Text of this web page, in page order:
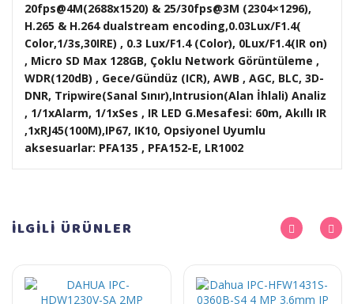
20fps@4M(2688x1520) & 25/30fps@3M (2304×1296),
H.265 & H.264 dualstream encoding,0.03Lux/F1.4(
Color,1/3s,30IRE) , 0.3 Lux/F1.4 (Color), 0Lux/F1.4(IR on)
, Micro SD Max 128GB, Çoklu Network Görüntüleme ,
WDR(120dB) , Gece/Gündüz (ICR), AWB , AGC, BLC, 3D-
DNR, Tripwire(Sanal Sınır),Intrusion(Alan İhlali) Analiz
, 1/1xAlarm, 1/1xSes , IR LED G.Mesafesi: 60m, Akıllı IR
,1xRJ45(100M),IP67, IK10, Opsiyonel Uyumlu
aksesuarlar: PFA135 , PFA152-E, LR1002
İLGİLİ ÜRÜNLER